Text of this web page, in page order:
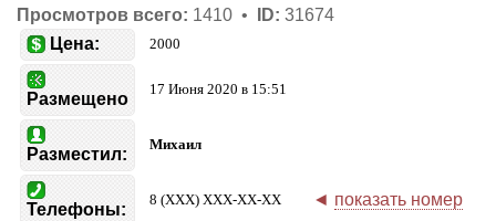
Просмотров всего: 1410 • ID: 31674
Цена:
2000
Размещено
17 Июня 2020 в 15:51
Разместил:
Михаил
Телефоны:
8 (XXX) XXX-XX-XX ◄ показать номер